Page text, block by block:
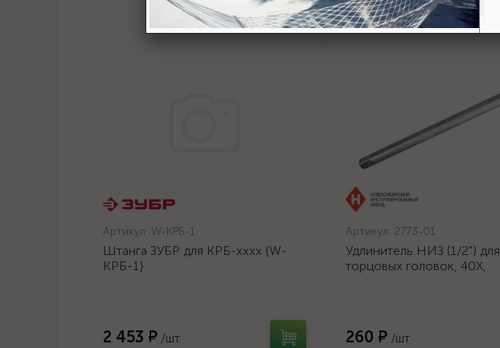
Артикул: W-КРБ-1
Штанга ЗУБР для КРБ-хххх {W-
КРБ-1}
2 453 ₽ /шт
Артикул: 2773-01
Удлинитель НИЗ (1/2") для
торцовых головок, 40Х,
260 ₽ /шт